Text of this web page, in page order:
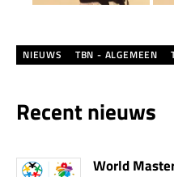
NIEUWS TBN - ALGEMEEN
Recent nieuws
World